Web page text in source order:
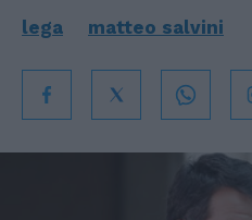
lega matteo salvini